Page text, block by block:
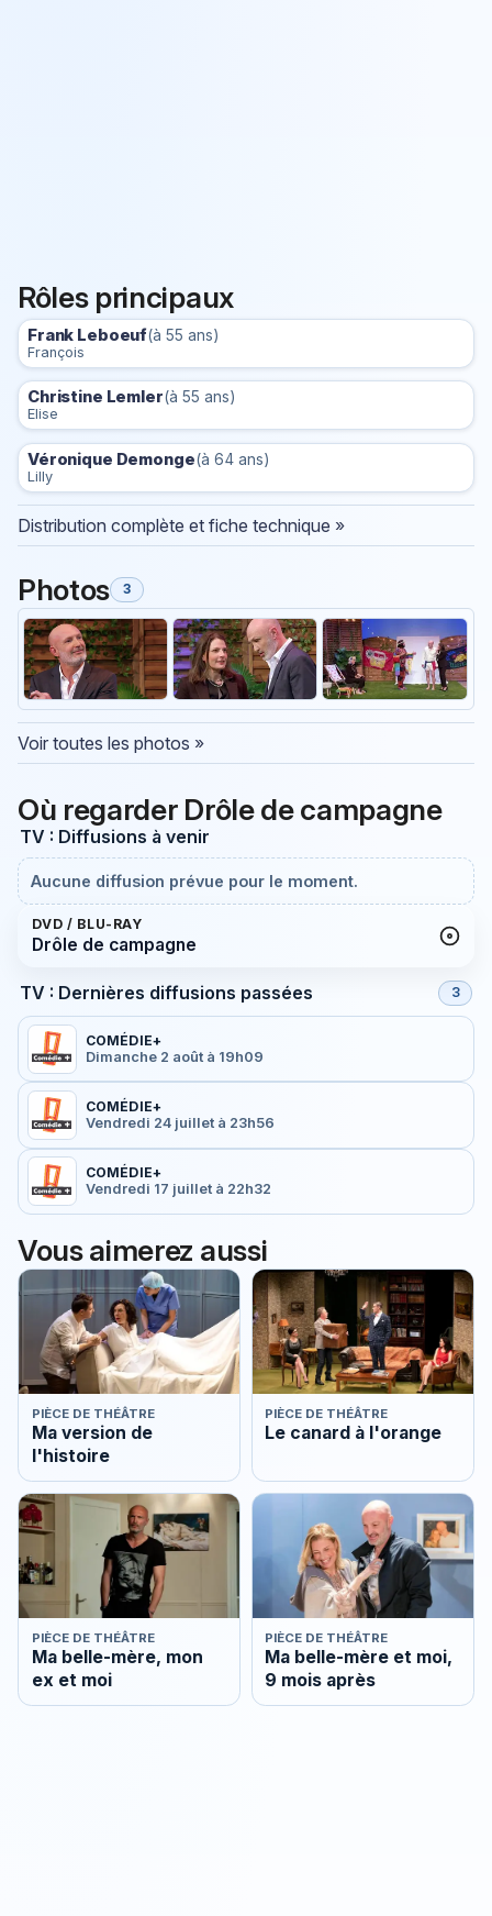
Rôles principaux
Frank Leboeuf(à 55 ans)
François
Christine Lemler(à 55 ans)
Elise
Véronique Demonge(à 64 ans)
Lilly
Distribution complète et fiche technique »
Photos 3
Voir toutes les photos »
Où regarder Drôle de campagne
TV : Diffusions à venir
Aucune diffusion prévue pour le moment.
DVD / BLU-RAY
Drôle de campagne
TV : Dernières diffusions passées 3
COMÉDIE+
Dimanche 2 août à 19h09
COMÉDIE+
Vendredi 24 juillet à 23h56
COMÉDIE+
Vendredi 17 juillet à 22h32
Vous aimerez aussi
PIÈCE DE THÉÂTRE
Ma version de
l'histoire
PIÈCE DE THÉÂTRE
Le canard à l'orange
PIÈCE DE THÉÂTRE
Ma belle-mère, mon
ex et moi
PIÈCE DE THÉÂTRE
Ma belle-mère et moi,
9 mois après